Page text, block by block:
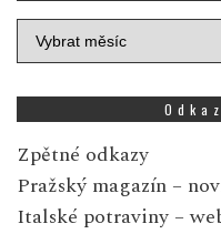
Archiv
zpráv
Zpětné odkazy
Pražský magazín –
Italské potraviny –